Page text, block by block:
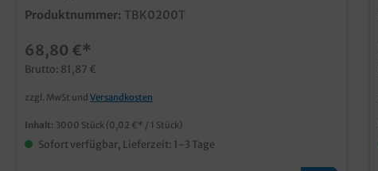
Produktnummer: TBK0200T
68,80 €*
Brutto: 81,87 €
zzgl. MwSt und Versandkosten
Inhalt: 3000 Stück (0,02 €* / 1 Stück)
Sofort verfügbar, Lieferzeit: 1-3 Tage